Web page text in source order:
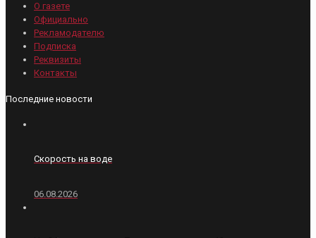
О газете
Официально
Рекламодателю
Подписка
Реквизиты
Контакты
Последние новости
Скорость на воде
06.08.2026